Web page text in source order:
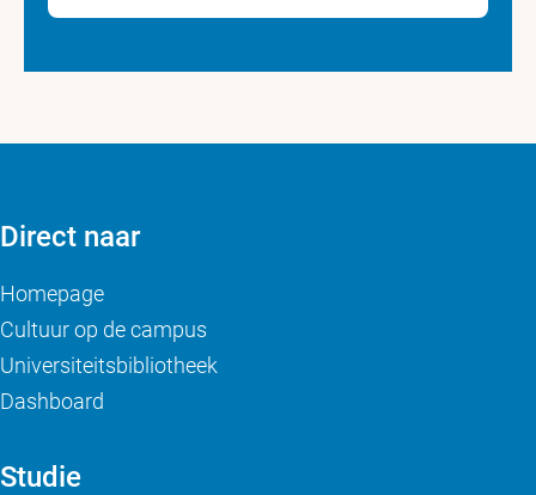
Direct naar
Homepage
Cultuur op de campus
Universiteitsbibliotheek
Dashboard
Studie